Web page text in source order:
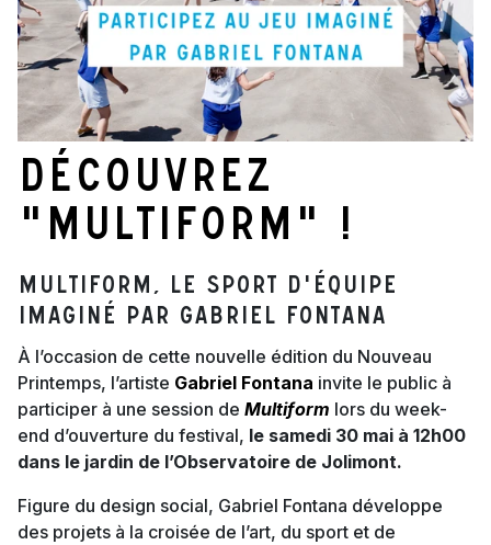
Découvrez
"Multiform" !
MULTIFORM, LE SPORT D'ÉQUIPE
IMAGINÉ PAR GABRIEL FONTANA
À l’occasion de cette nouvelle édition du Nouveau
Printemps, l’artiste Gabriel Fontana invite le public à
participer à une session de Multiform lors du week-
end d’ouverture du festival, le samedi 30 mai à 12h00
dans le jardin de l’Observatoire de Jolimont.
Figure du design social, Gabriel Fontana développe
des projets à la croisée de l’art, du sport et de